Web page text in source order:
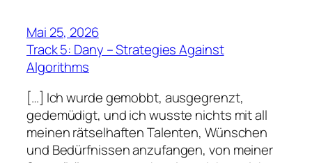
Mai 25, 2026
Track 5: Dany – Strategies Against
Algorithms
[…] Ich wurde gemobbt, ausgegrenzt,
gedemüdigt, und ich wusste nichts mit all
meinen rätselhaften Talenten, Wünschen
und Bedürfnissen anzufangen, von meiner